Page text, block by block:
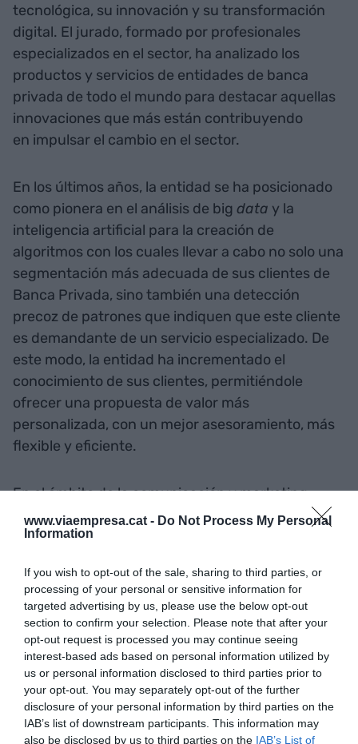
www.viaempresa.cat - Do Not Process My Personal
Information
If you wish to opt-out of the sale, sharing to third parties, or
processing of your personal or sensitive information for
targeted advertising by us, please use the below opt-out
section to confirm your selection. Please note that after your
opt-out request is processed you may continue seeing
interest-based ads based on personal information utilized by
us or personal information disclosed to third parties prior to
your opt-out. You may separately opt-out of the further
disclosure of your personal information by third parties on the
IAB’s list of downstream participants. This information may
also be disclosed by us to third parties on the IAB’s List of
tecnológica, su innovación y su transformación
digital. El jurado, formado por profesionales
especializados en el sector, ha analizado los
productos y servicios de entidades de banca
privada de todo el mundo para destacar aquellas
innovaciones que más están contribuyendo
en impulsar el cambio en el sector.
En los últimos años, la entidad se ha posicionado
como pionera en el análisis de big data y la
inteligencia artificial para la creación de
algoritmos con los cuales llevar a cabo no solo una
segmentación más adecuada de sus clientes de
Banca Privada, sino también una detección
precoz de patrones que indiquen que este cliente
es demandante de un servicio especializado. De
este modo, la entidad ha incrementado el
conocimiento de sus clientes, permitiéndole
ofrecer una propuesta de valor más
personalizada, con un mejor asesoramiento, más
flexible y eficiente.
En el ámbito de la comunicación y marketing
digital, el jurado ha valorado las nuevas
herramientas de comunicación lanzadas por la
experiencia para sus clientes, tanto para aquellos
que prefieren ir a las oficinas físicas de la entidad
para hablar con su gestor en persona, como
aquellos que demandan una más gran flexibilidad
y comodidad a la hora de relacionarse y operar
con su banco.